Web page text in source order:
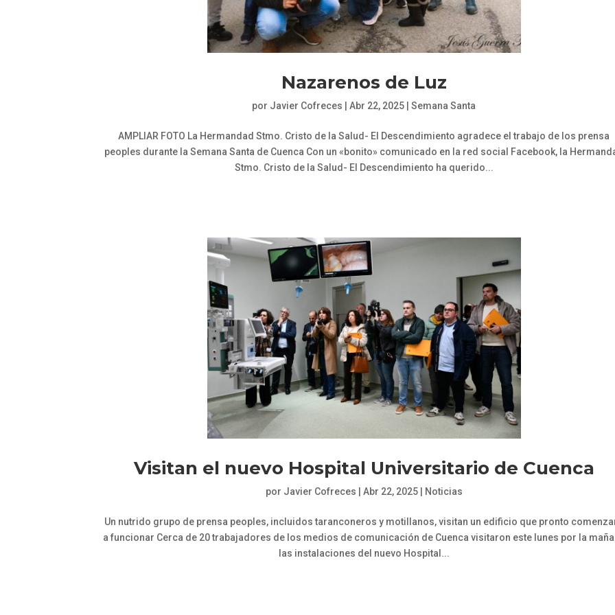
Nazarenos de Luz
por Javier Cofreces |Abr 22, 2025 |Semana Santa
AMPLIAR FOTO La Hermandad Stmo. Cristo de la Salud- El Descendimiento agradece el trabajo de los prensa
peoples durante la Semana Santa de Cuenca Con un «bonito» comunicado en la red social Facebook, la
Stmo. Cristo de la Salud- El Descendimiento ha querido...
Visitan el nuevo Hospital Universitario de Cuenca
por Javier Cofreces Abr 22, 2025| Noticias
Un nutrido grupo de prensa peoples, incluidos taranconeros y motillanos, visitan un edificio que pronto
a funcionar Cerca de 20 trabajadores de los medios de comunicación de Cuenca visitaron este lunes por la
las instalaciones del nuevo Hospital...